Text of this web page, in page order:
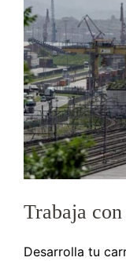
Trabaja
Desarrolla tu